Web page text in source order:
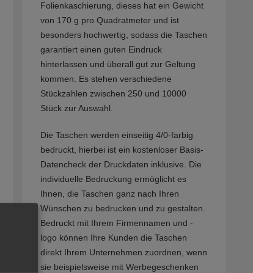
Folienkaschierung, dieses hat ein Gewicht
von 170 g pro Quadratmeter und ist
besonders hochwertig, sodass die Taschen
garantiert einen guten Eindruck
hinterlassen und überall gut zur Geltung
kommen. Es stehen verschiedene
Stückzahlen zwischen 250 und 10000
Stück zur Auswahl.
Die Taschen werden einseitig 4/0-farbig
bedruckt, hierbei ist ein kostenloser Basis-
Datencheck der Druckdaten inklusive. Die
individuelle Bedruckung ermöglicht es
Ihnen, die Taschen ganz nach Ihren
Wünschen zu bedrucken und zu gestalten.
Bedruckt mit Ihrem Firmennamen und -
logo können Ihre Kunden die Taschen
direkt Ihrem Unternehmen zuordnen, wenn
sie beispielsweise mit Werbegeschenken